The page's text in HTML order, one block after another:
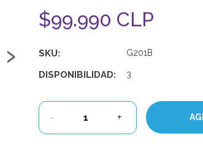
›
$99.990 CLP
SKU: G201B
DISPONIBILIDAD: 3
- +